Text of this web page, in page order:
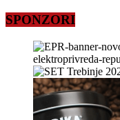
SPONZORI